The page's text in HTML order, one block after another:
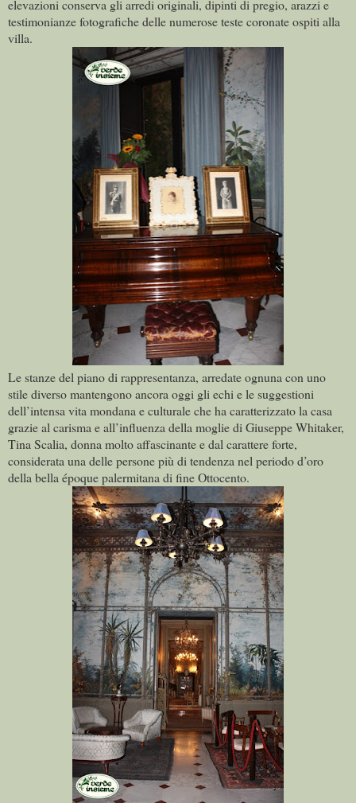
elevazioni conserva gli arredi originali, dipinti di pregio, arazzi e
testimonianze fotografiche delle numerose teste coronate ospiti alla
villa.
Le stanze del piano di rappresentanza, arredate ognuna con uno
stile diverso mantengono ancora oggi gli echi e le suggestioni
dell’intensa vita mondana e culturale che ha caratterizzato la casa
grazie al carisma e all’influenza della moglie di Giuseppe Whitaker,
Tina Scalia, donna molto affascinante e dal carattere forte,
considerata una delle persone più di tendenza nel periodo d’oro
della bella époque palermitana di fine Ottocento.